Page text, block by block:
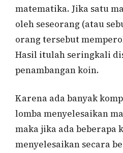
matematika. Jika satu
oleh seseorang (atau
orang tersebut
Hasil itulah seringkali
penambangan koin.
Karena ada banyak
lomba menyelesaikan
maka jika ada beberapa
menyelesaikan secara